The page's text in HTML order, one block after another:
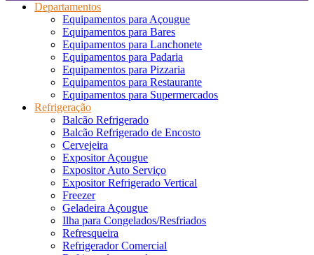
Departamentos
Equipamentos para Açougue
Equipamentos para Bares
Equipamentos para Lanchonete
Equipamentos para Padaria
Equipamentos para Pizzaria
Equipamentos para Restaurante
Equipamentos para Supermercados
Refrigeração
Balcão Refrigerado
Balcão Refrigerado de Encosto
Cervejeira
Expositor Açougue
Expositor Auto Serviço
Expositor Refrigerado Vertical
Freezer
Geladeira Açougue
Ilha para Congelados/Resfriados
Refresqueira
Refrigerador Comercial